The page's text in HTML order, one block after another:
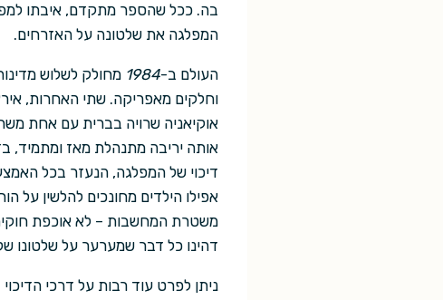
בה. ככל שהספר מתקדם, איבתו
המפלגה את שלטונה על האזרחים.
העולם ב-1984 מחולק לשלוש
וחלקים מאפריקה. שתי האחרות,
אוקיאניה שרויה בברית עם אחת
אותה יריבה מתנהלת מאז ומתמיד,
דיכוי של המפלגה, הנעזר בכל
אפילו הילדים מחונכים להלשין על
משטרת המחשבות – לא אוכפת
דהינו כל דבר שמערער על שלטונו
ניתן לפרט עוד רבות על דרכי